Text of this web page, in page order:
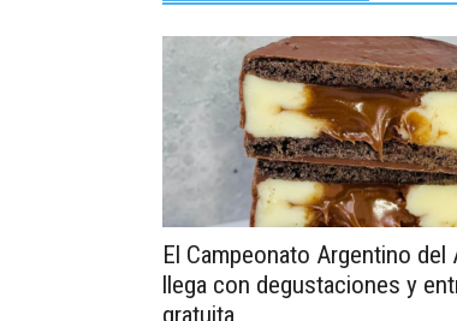
El Campeonato Argentino del
llega con degustaciones y
gratuita